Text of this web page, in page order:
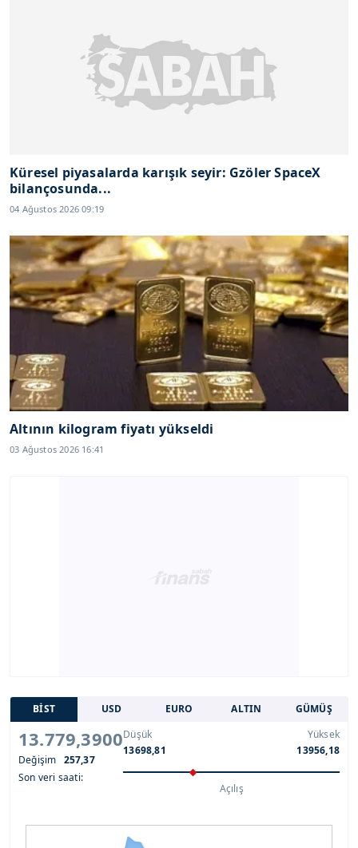
Küresel piyasalarda karışık seyir: Gzöler SpaceX
bilançosunda...
04 Ağustos 2026 09:19
Altının kilogram fiyatı yükseldi
03 Ağustos 2026 16:41
BİST USD EURO ALTIN GÜMÜŞ
13.779,3900
Değişim 257,37
Son veri saati:
Düşük
13698,81
Yüksek
13956,18
Açılış